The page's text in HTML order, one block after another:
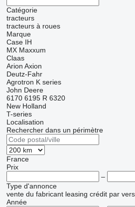
Catégorie
tracteurs
tracteurs à roues
Marque
Case IH
MX Maxxum
Claas
Arion Axion
Deutz-Fahr
Agrotron K series
John Deere
6170 6195 R 6320
New Holland
T-series
Localisation
Rechercher dans un périmètre
France
Prix
–
Type d'annonce
vente du fabricant leasing crédit par
Année